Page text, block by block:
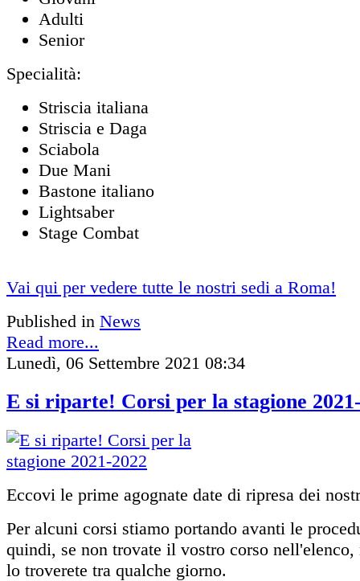
Adulti
Senior
Specialità:
Striscia italiana
Striscia e Daga
Sciabola
Due Mani
Bastone italiano
Lightsaber
Stage Combat
Vai qui per vedere tutte le nostri sedi a Roma!
Published in News
Read more...
Lunedì, 06 Settembre 2021 08:34
E si riparte! Corsi per la stagione
Eccovi le prime agognate date di ripresa dei
Per alcuni corsi stiamo portando avanti le
quindi, se non trovate il vostro corso nell'elenco,
lo troverete tra qualche giorno.